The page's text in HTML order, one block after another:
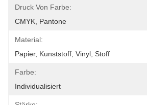
Druck Von Farbe:
CMYK, Pantone
Material:
Papier, Kunststoff, Vinyl, Stoff
Farbe:
Individualisiert